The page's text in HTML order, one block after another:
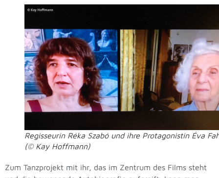
Regisseurin Réka Szabó und ihre Protagonistin Éva
(© Kay Hoffmann)
Zum Tanzprojekt mit ihr, das im Zentrum des Films steht